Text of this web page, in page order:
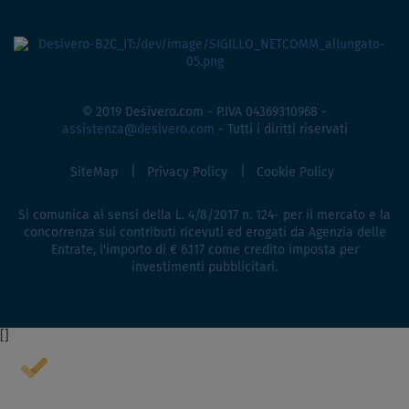
© 2019 Desivero.com - P.IVA 04369310968 -
assistenza@desivero.com - Tutti i diritti riservati
SiteMap Privacy Policy Cookie Policy
Si comunica ai sensi della L. 4/8/2017 n. 124- per il mercato e la
concorrenza sui contributi ricevuti ed erogati da Agenzia delle
Entrate, l'importo di € 6.117 come credito imposta per
investimenti pubblicitari.